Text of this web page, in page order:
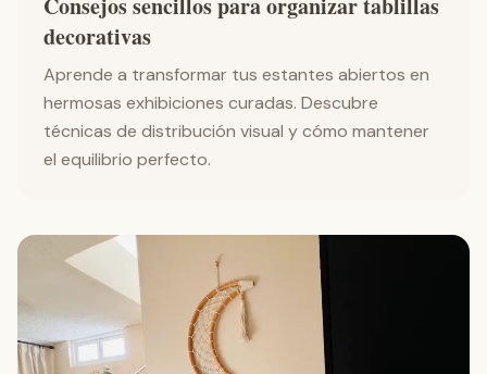
decorativas
Aprende a transformar tus estantes abiertos en
hermosas exhibiciones curadas. Descubre
técnicas de distribución visual y cómo mantener
el equilibrio perfecto.